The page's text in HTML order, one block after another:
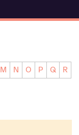
M N O P Q
R